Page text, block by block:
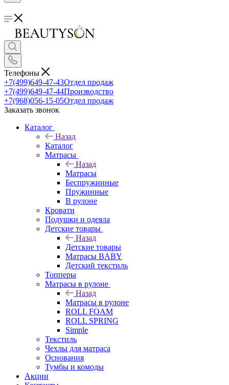
Телефоны
+7(499)649-47-43Отдел продаж
+7(499)649-47-44Производство
+7(968)056-15-05Отдел продаж
Заказать звонок
Каталог
Назад
Каталог
Матрасы
Назад
Матрасы
Беспружинные
Пружинные
В рулоне
Кровати
Подушки и одеяла
Детские товары
Назад
Детские товары
Матрасы BABY
Детский текстиль
Топперы
Матрасы в рулоне
Назад
Матрасы в рулоне
ROLL FOAM
ROLL SPRING
Simple
Текстиль
Чехлы для матраса
Основания
Тумбы и комоды
Акции